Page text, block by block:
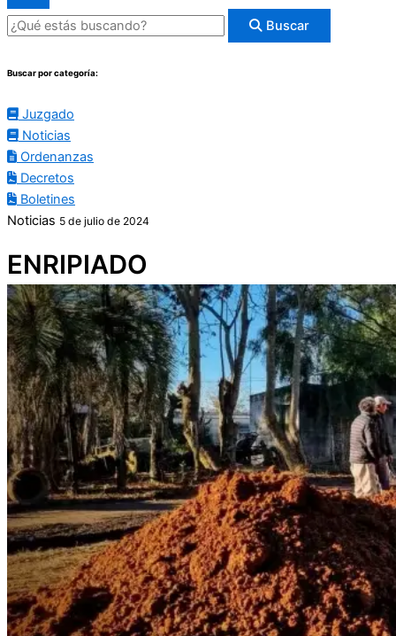
Buscar
Buscar por categoría:
Juzgado
Noticias
Ordenanzas
Decretos
Boletines
Noticias 5 de julio de 2024
ENRIPIADO